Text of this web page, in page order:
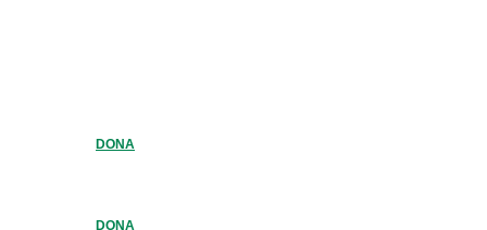
DONA
DONA